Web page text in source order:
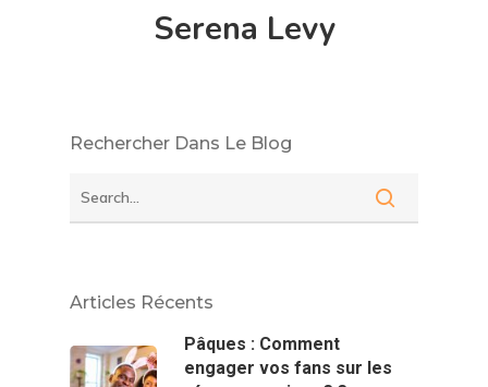
Serena Levy
Rechercher Dans Le Blog
Articles Récents
Pâques : Comment
engager vos fans sur les